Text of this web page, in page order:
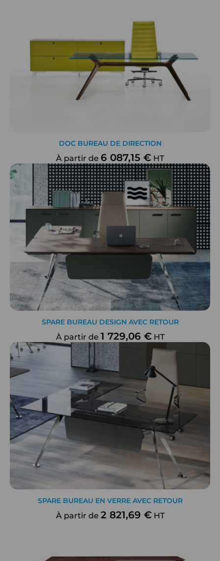
DOC BUREAU DE DIRECTION
À partir de 6 087,15 € HT
SPARE BUREAU DESIGN AVEC RETOUR
À partir de 1 729,06 €HT
SPARE BUREAU EN VERRE AVEC RETOUR
À partir de 2 821,69 €HT